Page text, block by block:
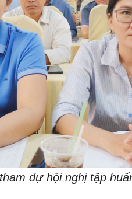
dự hội nghị tập